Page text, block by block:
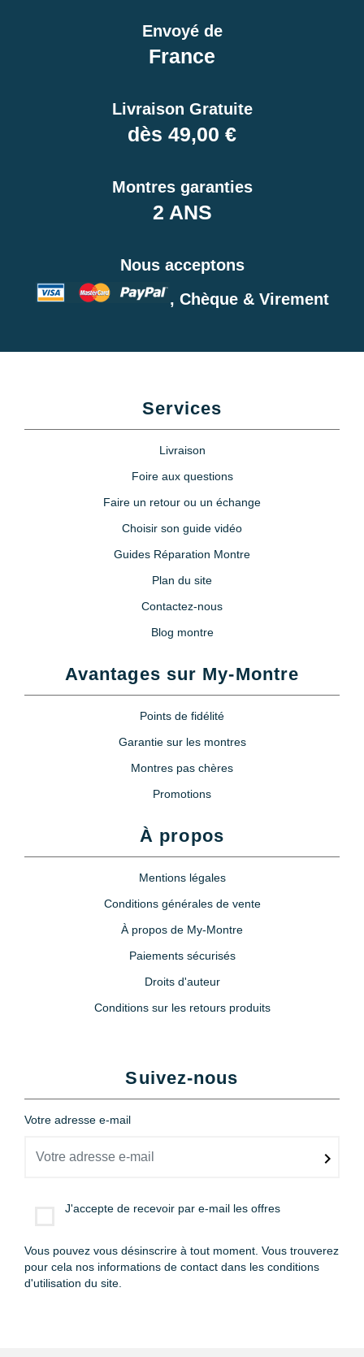
Envoyé de
France
Livraison Gratuite
dès 49,00 €
Montres garanties
2 ANS
Nous acceptons
, Chèque & Virement
Services
Livraison
Foire aux questions
Faire un retour ou un échange
Choisir son guide vidéo
Guides Réparation Montre
Plan du site
Contactez-nous
Blog montre
Avantages sur My-Montre
Points de fidélité
Garantie sur les montres
Montres pas chères
Promotions
À propos
Mentions légales
Conditions générales de vente
À propos de My-Montre
Paiements sécurisés
Droits d'auteur
Conditions sur les retours produits
Suivez-nous
Votre adresse e-mail
J'accepte de recevoir par e-mail les offres
Vous pouvez vous désinscrire à tout moment. Vous trouverez
pour cela nos informations de contact dans les conditions
d'utilisation du site.